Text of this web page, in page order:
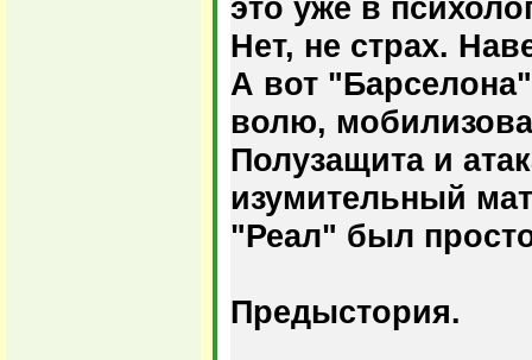
это уже в
Нет, не страх.
А вот
волю,
Полузащита и
изумительный
"Реал" был
Предыстория.